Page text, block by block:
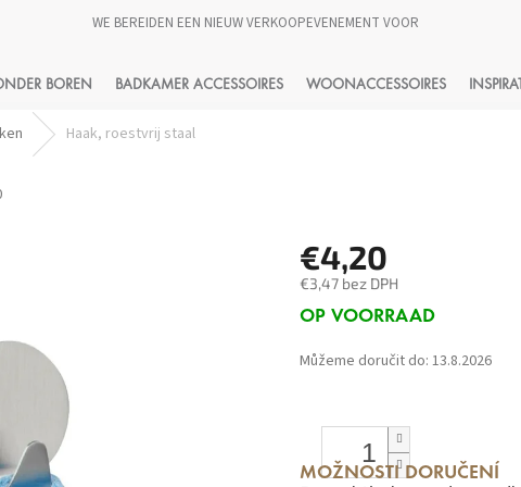
WE BEREIDEN EEN NIEUW VERKOOPEVENEMENT VOOR
BOREN BADKAMER ACCESSOIRES WOONACCESSOIRES
Haak, roestvrij staal
€4,20
€3,47 bez DPH
Měrná
OP VOORRAAD
Můžeme doručit do: 13.8.2026
MOŽNOSTI DORUČENÍ